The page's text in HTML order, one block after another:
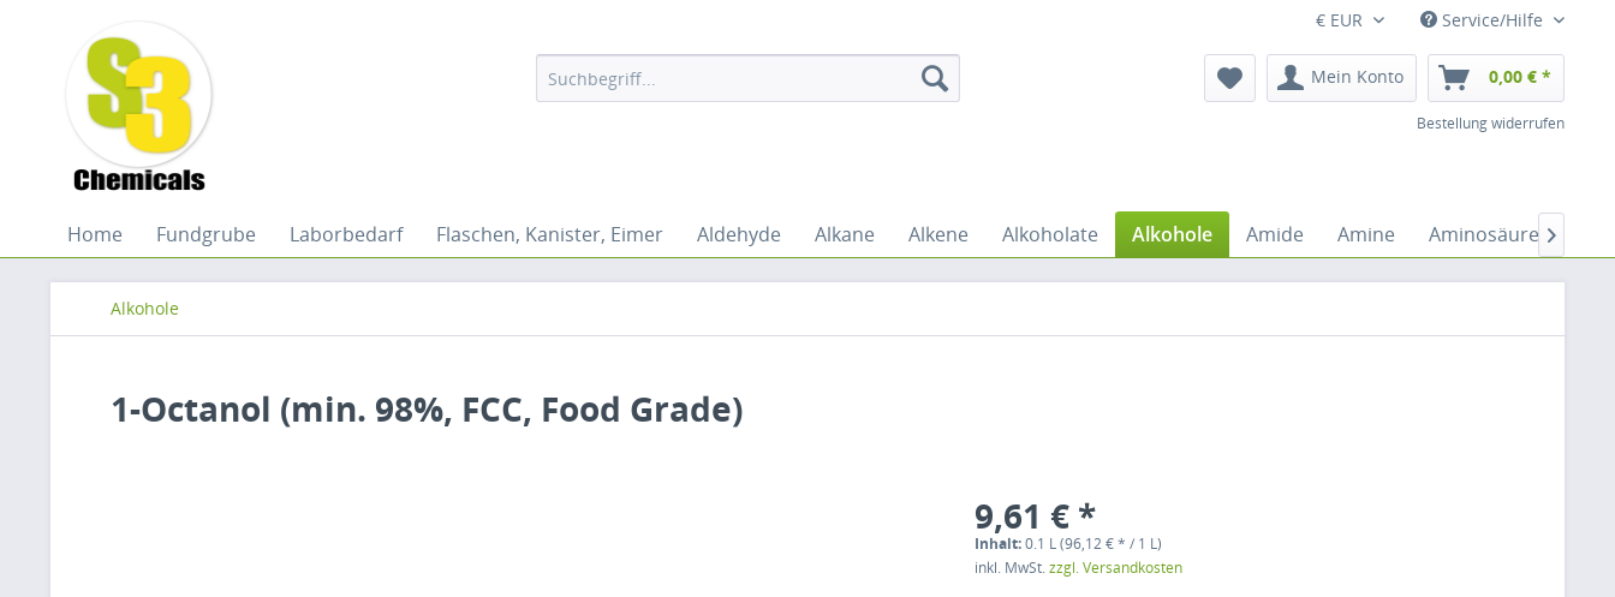
€ EUR Service/Hilfe
Mein Konto 0,00 € *
Bestellung widerrufen
Home Fundgrube Laborbedarf Flaschen, Kanister, Eimer Aldehyde Alkane Alkene Alkoholate Alkohole Amide Amine Aminosäuren
Alkohole
1-Octanol (min. 98%, FCC, Food Grade)
9,61 € *
Inhalt:0.1 L (96,12 € * / 1 L)
inkl. MwSt.zzgl. Versandkosten